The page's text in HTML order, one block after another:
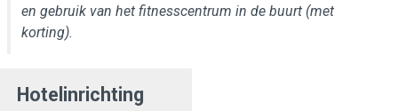
en gebruik van het fitnesscentrum in de buurt (met
korting).
Hotelinrichting